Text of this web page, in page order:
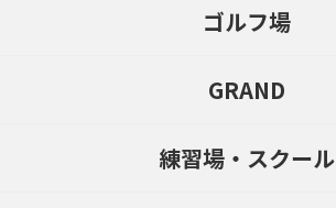
ゴルフ場
GRAND
練習場・スクール